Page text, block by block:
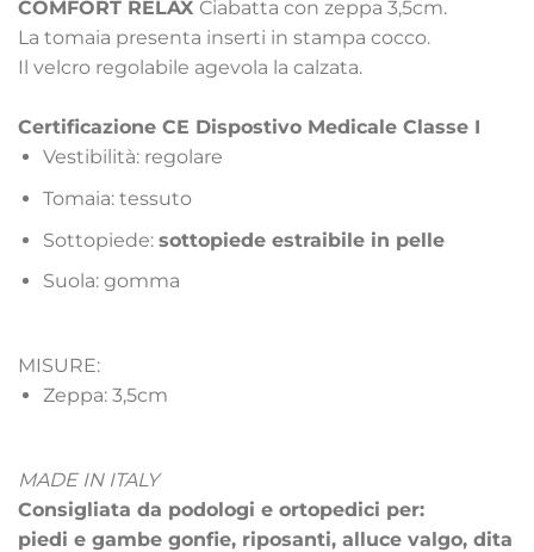
COMFORT RELAX Ciabatta con zeppa 3,5cm.
La tomaia presenta inserti in stampa cocco.
Il velcro regolabile agevola la calzata.
Certificazione CE Dispostivo Medicale Classe I
Vestibilità: regolare
Tomaia: tessuto
Sottopiede: sottopiede estraibile in pelle
Suola: gomma
MISURE:
Zeppa: 3,5cm
MADE IN ITALY
Consigliata da podologi e ortopedici per:
piedi e gambe gonfie, riposanti, alluce valgo, dita